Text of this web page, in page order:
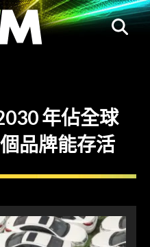
年佔全球
品牌能存活